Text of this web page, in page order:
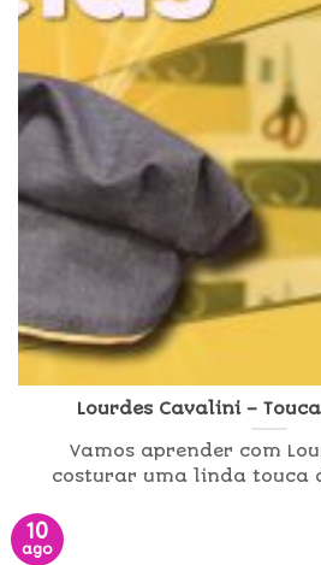
Lourdes Cavalini –
Vamos aprender com
costurar uma linda touca
10
ago